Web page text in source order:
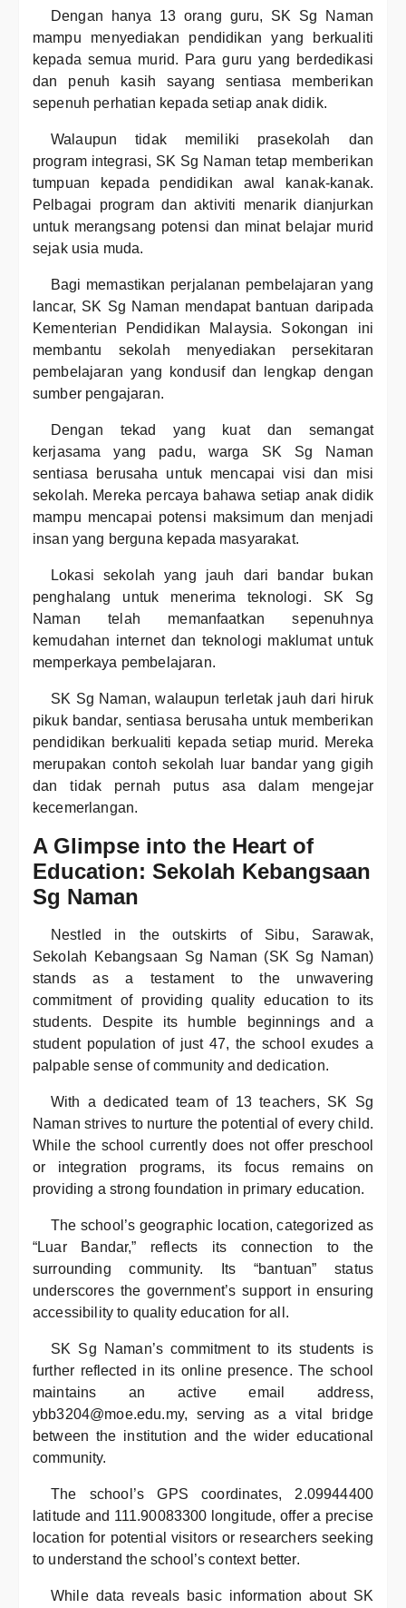
Dengan hanya 13 orang guru, SK Sg Naman
mampu menyediakan pendidikan yang berkualiti
kepada semua murid. Para guru yang berdedikasi
dan penuh kasih sayang sentiasa memberikan
sepenuh perhatian kepada setiap anak didik.
Walaupun tidak memiliki prasekolah dan
program integrasi, SK Sg Naman tetap memberikan
tumpuan kepada pendidikan awal kanak-kanak.
Pelbagai program dan aktiviti menarik dianjurkan
untuk merangsang potensi dan minat belajar murid
sejak usia muda.
Bagi memastikan perjalanan pembelajaran yang
lancar, SK Sg Naman mendapat bantuan daripada
Kementerian Pendidikan Malaysia. Sokongan ini
membantu sekolah menyediakan persekitaran
pembelajaran yang kondusif dan lengkap dengan
sumber pengajaran.
Dengan tekad yang kuat dan semangat
kerjasama yang padu, warga SK Sg Naman
sentiasa berusaha untuk mencapai visi dan misi
sekolah. Mereka percaya bahawa setiap anak didik
mampu mencapai potensi maksimum dan menjadi
insan yang berguna kepada masyarakat.
Lokasi sekolah yang jauh dari bandar bukan
penghalang untuk menerima teknologi. SK Sg
Naman telah memanfaatkan sepenuhnya
kemudahan internet dan teknologi maklumat untuk
memperkaya pembelajaran.
SK Sg Naman, walaupun terletak jauh dari hiruk
pikuk bandar, sentiasa berusaha untuk memberikan
pendidikan berkualiti kepada setiap murid. Mereka
merupakan contoh sekolah luar bandar yang gigih
dan tidak pernah putus asa dalam mengejar
kecemerlangan.
A Glimpse into the Heart of
Education: Sekolah Kebangsaan
Sg Naman
Nestled in the outskirts of Sibu, Sarawak,
Sekolah Kebangsaan Sg Naman (SK Sg Naman)
stands as a testament to the unwavering
commitment of providing quality education to its
students. Despite its humble beginnings and a
student population of just 47, the school exudes a
palpable sense of community and dedication.
With a dedicated team of 13 teachers, SK Sg
Naman strives to nurture the potential of every child.
While the school currently does not offer preschool
or integration programs, its focus remains on
providing a strong foundation in primary education.
The school’s geographic location, categorized as
“Luar Bandar,” reflects its connection to the
surrounding community. Its “bantuan” status
underscores the government’s support in ensuring
accessibility to quality education for all.
SK Sg Naman’s commitment to its students is
further reflected in its online presence. The school
maintains an active email address,
ybb3204@moe.edu.my, serving as a vital bridge
between the institution and the wider educational
community.
The school’s GPS coordinates, 2.09944400
latitude and 111.90083300 longitude, offer a precise
location for potential visitors or researchers seeking
to understand the school’s context better.
While data reveals basic information about SK